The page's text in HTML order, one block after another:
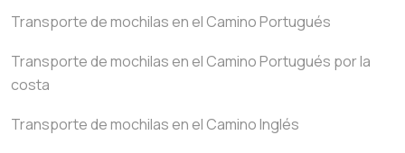
Transporte de mochilas en el Camino Portugués
Transporte de mochilas en el Camino Portugués por la
costa
Transporte de mochilas en el Camino Inglés